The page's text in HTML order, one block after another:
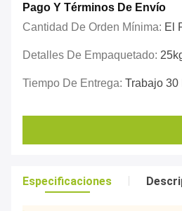
Pago Y Términos De Envío
Cantidad De Orden Mínima: El
Detalles De Empaquetado:
Tiempo De Entrega: Trabajo 30
Especificaciones